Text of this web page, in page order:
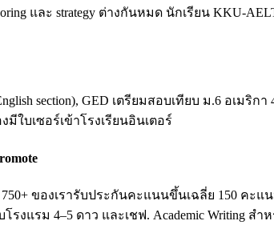
และ strategy ต่างกันหมด นักเรียน KKU-
section), GED เตรียมสอบเทียบ ม.6 อเมริ
มีใบเซอร์เข้าโรงเรียนอินเตอร์
องเรารับประกันคะแนนขึ้นเฉลี่ย 150 คะแนนห
รงแรม 4–5 ดาว และเชฟ. Academic Writing ส